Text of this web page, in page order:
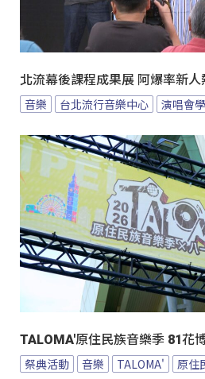
北流幕後課程成果展 阿爆率新人
音樂 台北流行音樂中心 演唱會
TALOMA'原住民族音樂季 81花
祭典活動 音樂 TALOMA' 原住